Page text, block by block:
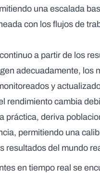
una escalada
con los flujos de
a partir de los
adecuadamente, los
y
rendimiento cambia
práctica, deriva
permitiendo una
resultados del mundo
en tiempo real se